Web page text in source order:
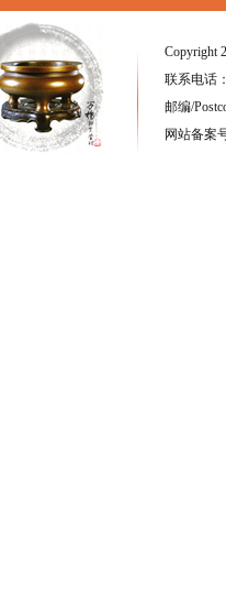
Copyright
联系电话
邮编/
网站备案